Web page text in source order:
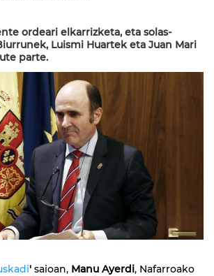
ordeari elkarrizketa, eta solas-
Luismi Huartek eta Juan Mari
parte.
' saioan, Manu Ayerdi, Nafarroako